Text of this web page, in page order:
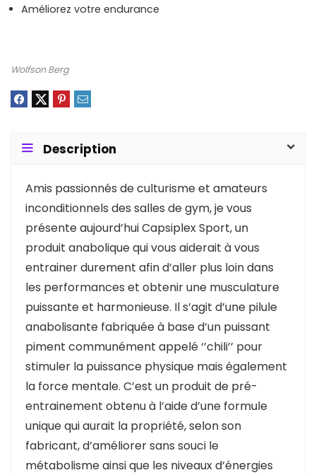
Améliorez votre endurance
Wolfson Berg
Description
Amis passionnés de culturisme et amateurs
inconditionnels des salles de gym, je vous
présente aujourd’hui Capsiplex Sport, un
produit anabolique qui vous aiderait à vous
entrainer durement afin d’aller plus loin dans
les performances et obtenir une musculature
puissante et harmonieuse. Il s’agit d’une pilule
anabolisante fabriquée à base d’un puissant
piment communément appelé ‘’chili’’ pour
stimuler la puissance physique mais également
la force mentale. C’est un produit de pré-
entrainement obtenu à l’aide d’une formule
unique qui aurait la propriété, selon son
fabricant, d’améliorer sans souci le
métabolisme ainsi que les niveaux d’énergies